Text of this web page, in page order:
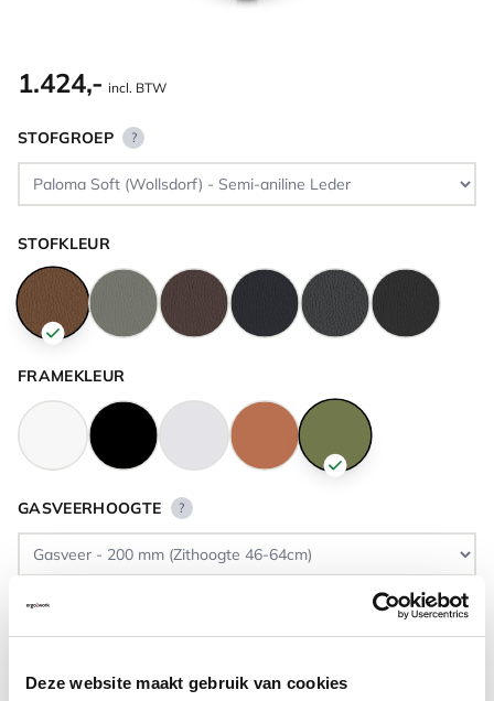
Deze website maakt gebruik van cookies
1.424,- incl. BTW
STOFGROEP ?
STOFKLEUR
FRAMEKLEUR
GASVEERHOOGTE ?
VLOERCONTACT